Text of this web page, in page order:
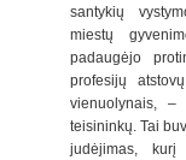
santykių
miestų
padaugėjo
profesijų
vienuolynais, –
teisininkų. Tai
judėjimas,